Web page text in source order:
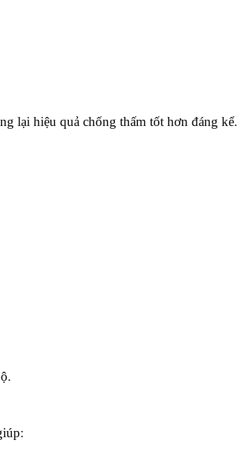
lại hiệu quả chống thấm tốt hơn đáng kể.